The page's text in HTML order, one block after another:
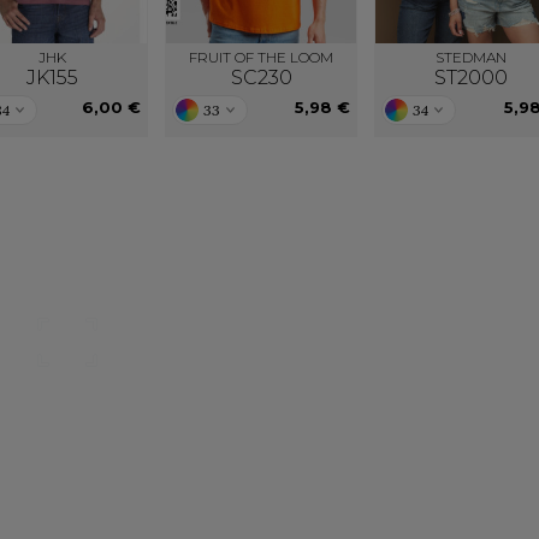
JHK
JK155
6,00 €
FRUIT OF THE LOOM
SC230
33 5,98 €
STEDMAN
ST2000
34